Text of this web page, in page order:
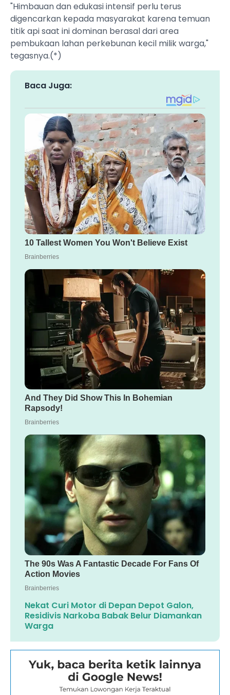
"Himbauan dan edukasi intensif perlu terus
digencarkan kepada masyarakat karena temuan
titik api saat ini dominan berasal dari area
pembukaan lahan perkebunan kecil milik warga,"
tegasnya.(*)
Baca Juga:
Nekat Curi Motor di Depan Depot Galon,
Residivis Narkoba Babak Belur Diamankan
Warga